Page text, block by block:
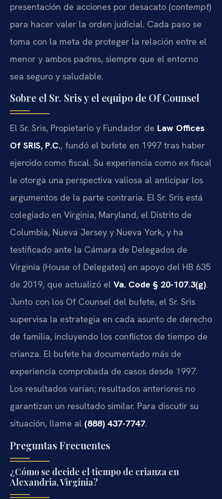
presentación de acciones por desacato (contempt)
para hacer valer la orden judicial. Cada paso se
toma con la meta de proteger la relación entre el
menor y ambos padres, siempre que el entorno
sea seguro y saludable.
Sobre el Sr. Sris y el equipo de Of Counsel
El Sr. Sris, Propietario y Fundador de Law Offices
Of SRIS, P.C., fundó el bufete en 1997 tras haber
ejercido como fiscal. Su experiencia como ex fiscal
le otorga una perspectiva valiosa al anticipar los
argumentos de la parte contraria. El Sr. Sris está
colegiado en Virginia, Maryland, el Distrito de
Columbia, Nueva Jersey y Nueva York, y ha
testificado ante la Cámara de Delegados de
Virginia (House of Delegates) en apoyo del HB 635
de 2019, que actualizó el Va. Code § 20-107.3(g).
Junto con los Of Counsel del bufete, el Sr. Sris
supervisa la estrategia en cada asunto de derecho
de familia, incluyendo los conflictos de tiempo de
crianza. El bufete ha documentado más de
experiencia comprobada de casos desde 1997.
Los resultados varían; resultados anteriores no
garantizan un resultado similar. Para discutir su
situación, llame al (888) 437-7747.
Preguntas Frecuentes
¿Cómo se decide el tiempo de crianza en
Alexandria, Virginia?